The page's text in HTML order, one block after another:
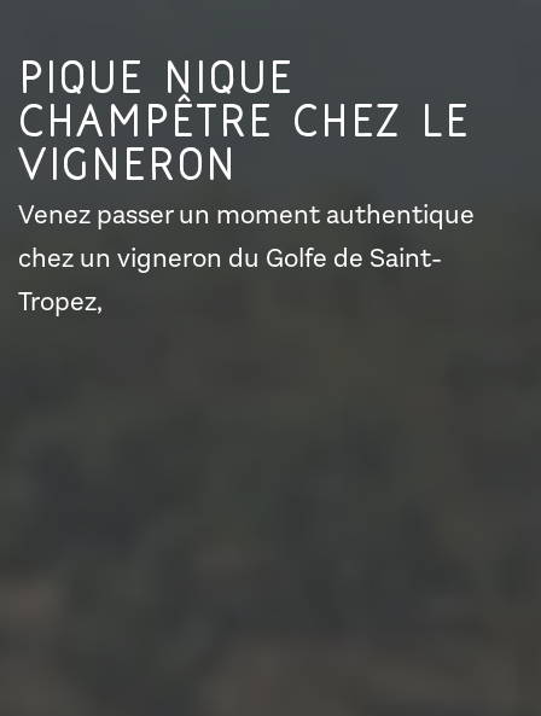
Pique nique
champêtre chez le
vigneron
Venez passer un moment authentique
chez un vigneron du Golfe de Saint-
Tropez,